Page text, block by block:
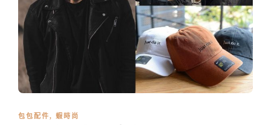
包包配件, 蝦時尚